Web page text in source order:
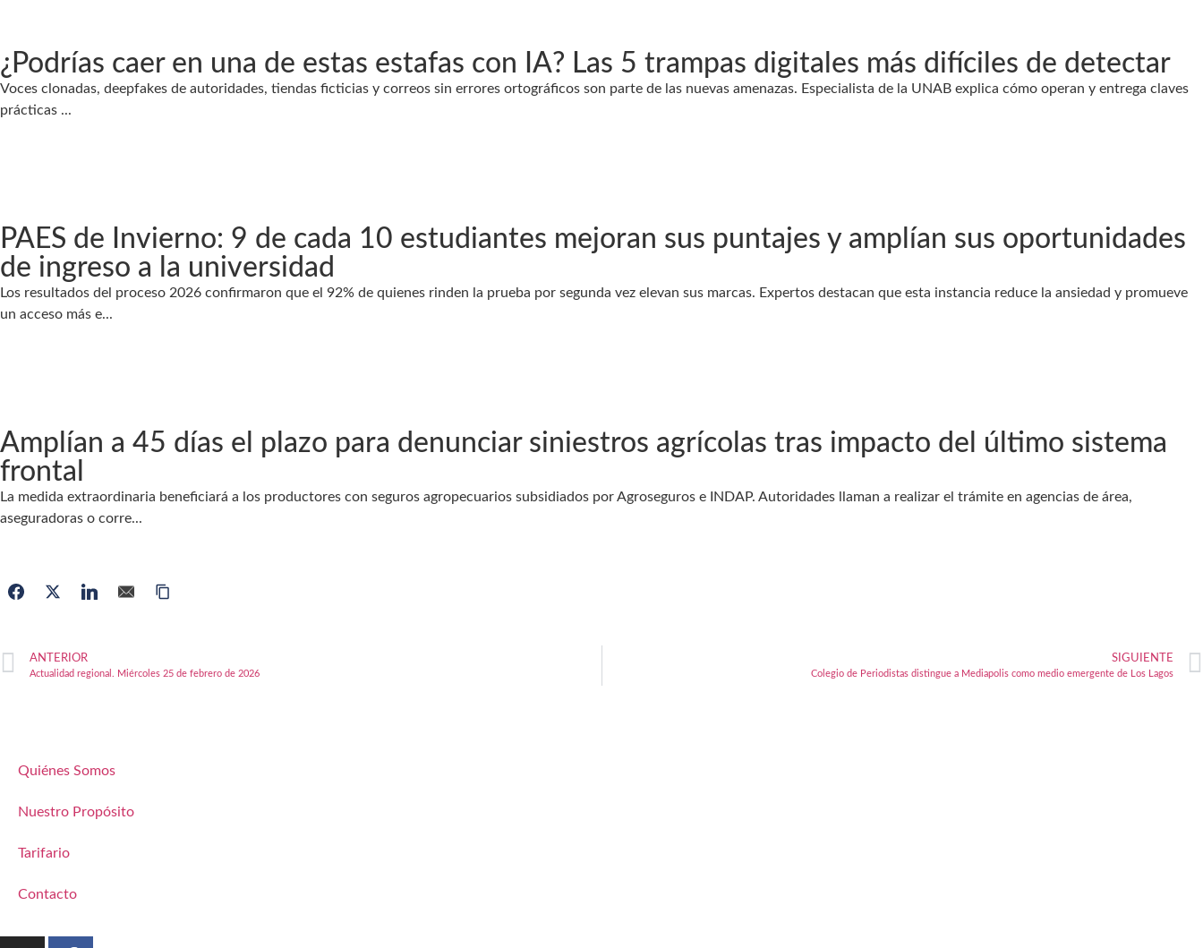
¿Podrías caer en una de estas estafas con IA? Las 5 trampas digitales más difíciles de detectar
Voces clonadas, deepfakes de autoridades, tiendas ficticias y correos sin errores ortográficos son parte de las nuevas amenazas. Especialista de la UNAB explica cómo operan y entrega claves
prácticas ...
PAES de Invierno: 9 de cada 10 estudiantes mejoran sus puntajes y amplían sus oportunidades
de ingreso a la universidad
Los resultados del proceso 2026 confirmaron que el 92% de quienes rinden la prueba por segunda vez elevan sus marcas. Expertos destacan que esta instancia reduce la ansiedad y promueve
un acceso más e...
Amplían a 45 días el plazo para denunciar siniestros agrícolas tras impacto del último sistema
frontal
La medida extraordinaria beneficiará a los productores con seguros agropecuarios subsidiados por Agroseguros e INDAP. Autoridades llaman a realizar el trámite en agencias de área,
aseguradoras o corre...
ANTERIOR
Actualidad regional. Miércoles 25 de febrero de 2026
SIGUIENTE
Colegio de Periodistas distingue a Mediapolis como medio emergente de Los Lagos
Quiénes Somos
Nuestro Propósito
Tarifario
Contacto